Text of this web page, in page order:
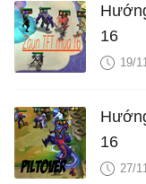
16
19/11
16
27/11